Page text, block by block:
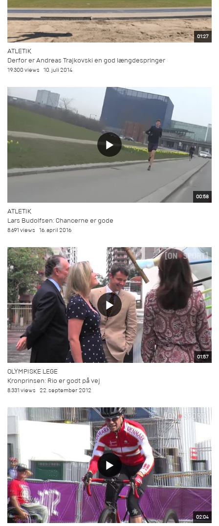
01:27
ATLETIK
Derfor er Andreas Trajkovski en god længdespringer
19.300 views 10. juli 2014
00:58
ATLETIK
Lars Budolfsen: Chancerne er gode
8.691 views 16. april 2016
01:57
OLYMPISKE LEGE
Kronprinsen: Rio er godt på vej
8.331 views 22. september 2012
02:04